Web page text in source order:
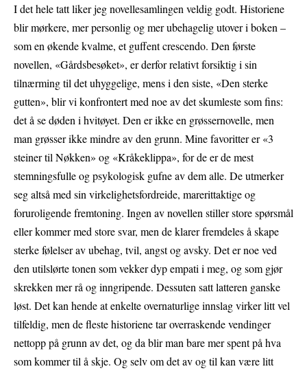
I det hele tatt liker jeg novellesamlingen veldig godt. Historiene
blir mørkere, mer personlig og mer ubehagelig utover i boken –
som en økende kvalme, et guffent crescendo. Den første
novellen, «Gårdsbesøket», er derfor relativt forsiktig i sin
tilnærming til det uhyggelige, mens i den siste, «Den sterke
gutten», blir vi konfrontert med noe av det skumleste som fins:
det å se døden i hvitøyet. Den er ikke en grøssernovelle, men
man grøsser ikke mindre av den grunn. Mine favoritter er «3
steiner til Nøkken» og «Kråkeklippa», for de er de mest
stemningsfulle og psykologisk gufne av dem alle. De utmerker
seg altså med sin virkelighetsfordreide, marerittaktige og
foruroligende fremtoning. Ingen av novellen stiller store spørsmål
eller kommer med store svar, men de klarer fremdeles å skape
sterke følelser av ubehag, tvil, angst og avsky. Det er noe ved
den utilslørte tonen som vekker dyp empati i meg, og som gjør
skrekken mer rå og inngripende. Dessuten satt latteren ganske
løst. Det kan hende at enkelte overnaturlige innslag virker litt vel
tilfeldig, men de fleste historiene tar overraskende vendinger
nettopp på grunn av det, og da blir man bare mer spent på hva
som kommer til å skje. Og selv om det av og til kan være litt